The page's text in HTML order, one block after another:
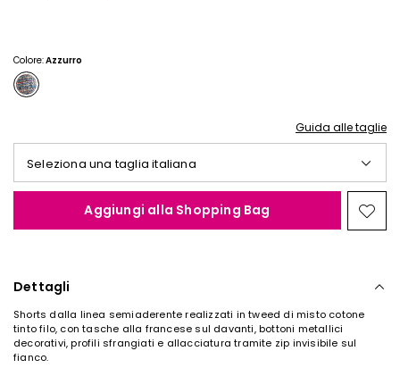
Colore:Azzurro
Guida alle taglie
Seleziona una taglia italiana
Aggiungi alla Shopping Bag
nella
Dettagli
Shorts dalla linea semiaderente realizzati in tweed di misto cotone
tinto filo, con tasche alla francese sul davanti, bottoni metallici
decorativi, profili sfrangiati e allacciatura tramite zip invisibile sul
fianco.